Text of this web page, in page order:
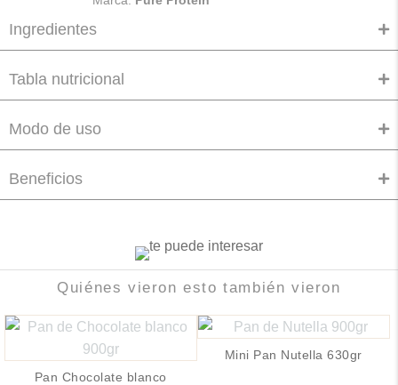
Ingredientes
Tabla nutricional
Modo de uso
Beneficios
Quiénes vieron esto también vieron
Pan Chocolate blanco
Mini Pan Nutella 630gr